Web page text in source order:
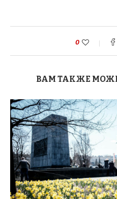
0
ВАМ ТАКЖЕ